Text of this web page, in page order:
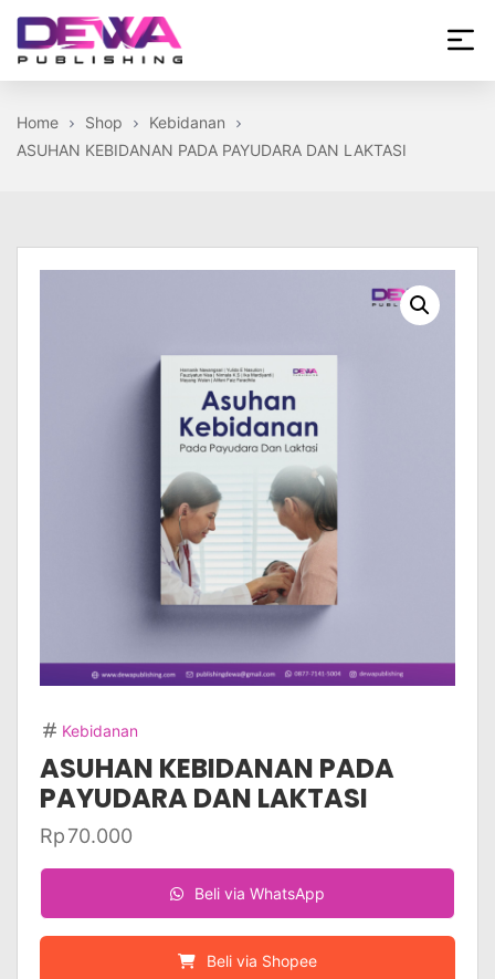
Skip
theDewa
Home
Shop
Kebidanan
ASUHAN KEBIDANAN PADA PAYUDARA DAN LAKTASI
Kebidanan
ASUHAN KEBIDANAN PADA
PAYUDARA DAN LAKTASI
Rp70.000
Beli via WhatsApp
Beli via Shopee